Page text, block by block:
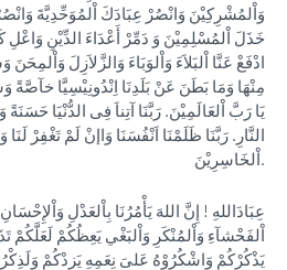
وَاْلمُشْرِكِيْنَ وَانْصُرْ عِبَادَكَ اْلمُوَحِّدِيَّةَ
خَذَلَ اْلمُسْلِمِيْنَ وَ دَمِّرْ أَعْدَاءَ الدِّيْنِ وَاعْلِ
ادْفَعْ عَنَّا اْلبَلاَءَ وَاْلوَبَاءَ وَالزَّلاَزِلَ
مِنْهَا وَمَا بَطَنَ عَنْ بَلَدِنَا اِنْدُونِيْسِيَّا خآصَّةً
يَا رَبَّ اْلعَالَمِيْنَ. رَبَّنَا آتِناَ فِى الدُّنْيَا
النَّارِ. رَبَّنَا ظَلَمْنَا اَنْفُسَنَا وَاإنْ لَمْ تَغْفِرْ
اْلخَاسِرِيْنَ.
اْلفَحْشآءِ وَاْلمُنْكَرِ وَاْلبَغْي يَعِظُكُمْ لَعَلَّكُمْ
يَذْكُرْكُمْ وَاشْكُرُوْهُ عَلىَ نِعَمِهِ يَزِدْكُمْ وَلَذِكْرُ